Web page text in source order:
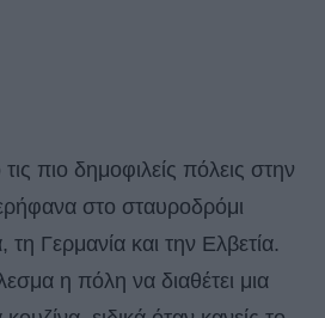
πιο δημοφιλείς πόλεις στην
στο σταυροδρόμι
Γερμανία και την Ελβετία.
η πόλη να διαθέτει μια